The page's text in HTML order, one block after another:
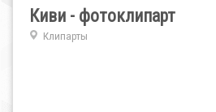
Киви - фотоклипарт
Клипарты